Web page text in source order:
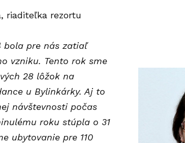
riaditeľka rezortu
bola pre nás zatiaľ
vzniku. Tento rok sme
28 lôžok na
u Bylinkárky. Aj to
návštevnosti počas
roku stúpla o 31
ubytovanie pre 110